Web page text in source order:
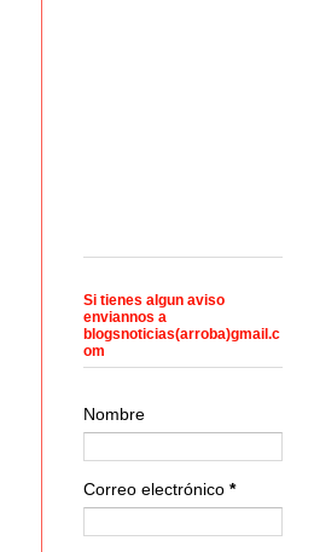
Si tienes algun aviso
enviannos a
blogsnoticias(arroba)gmail.c
om
Nombre
Correo electrónico *